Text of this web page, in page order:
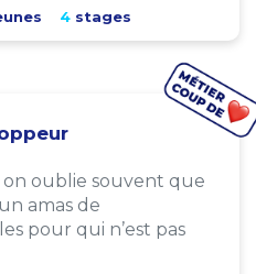
4 stages
oublie souvent que
amas de
pour qui n’est pas